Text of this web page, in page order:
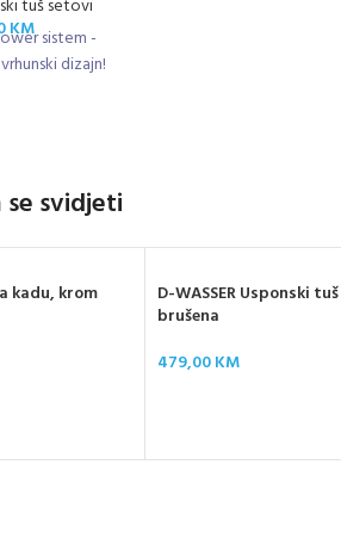
tuš setovi
KM sistem -
dizajn!
se svidjeti
kadu, krom
D-WASSER Usponski
brušena
479,00KM